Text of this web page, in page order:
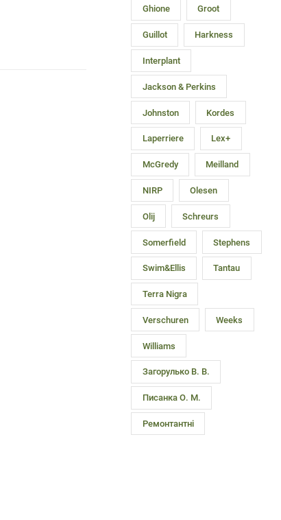
Ghione Groot
Guillot Harkness
Interplant
Jackson & Perkins
Johnston Kordes
Laperriere Lex+
McGredy Meilland
NIRP Olesen
Olij Schreurs
Somerfield Stephens
Swim&Ellis Tantau
Terra Nigra
Verschuren Weeks
Williams
Загорулько В. В.
Писанка О. М.
Ремонтантні